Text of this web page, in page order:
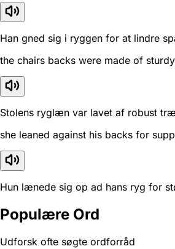
Han gned sig i ryggen for at lindre
the chairs backs were made of
Stolens ryglæn var lavet af robust
she leaned against his backs for
Hun lænede sig op ad hans ryg for
Populære Ord
Udforsk ofte søgte ordforråd